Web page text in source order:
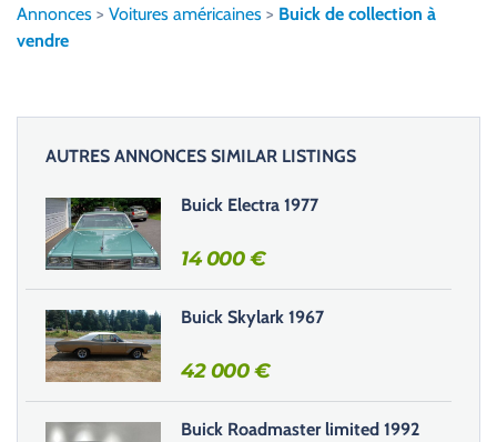
e
s
e
r
c
e
c
h
a
m
p
Annonces > Voitures américaines > Buick de collection à
vendre
AUTRES ANNONCES SIMILAR LISTINGS
Buick Electra 1977
14 000€
Buick Skylark 1967
42 000€
Buick Roadmaster limited 1992